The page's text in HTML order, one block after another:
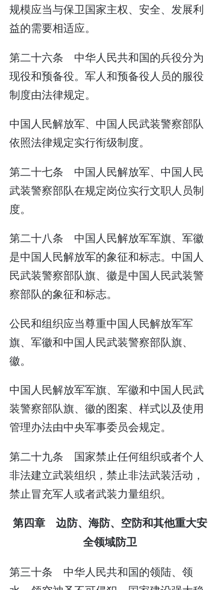
规模应当与保卫国家主权、安全、发展利
益的需要相适应。
第二十六条 中华人民共和国的兵役分为
现役和预备役。军人和预备役人员的服役
制度由法律规定。
中国人民解放军、中国人民武装警察部队
依照法律规定实行衔级制度。
第二十七条 中国人民解放军、中国人民
武装警察部队在规定岗位实行文职人员制
度。
第二十八条 中国人民解放军军旗、军徽
是中国人民解放军的象征和标志。中国人
民武装警察部队旗、徽是中国人民武装警
察部队的象征和标志。
公民和组织应当尊重中国人民解放军军
旗、军徽和中国人民武装警察部队旗、
徽。
中国人民解放军军旗、军徽和中国人民武
装警察部队旗、徽的图案、样式以及使用
管理办法由中央军事委员会规定。
第二十九条 国家禁止任何组织或者个人
非法建立武装组织，禁止非法武装活动，
禁止冒充军人或者武装力量组织。
第四章 边防、海防、空防和其他重大安
全领域防卫
第三十条 中华人民共和国的领陆、领